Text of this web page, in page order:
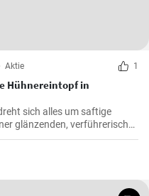
Aktie 1
Hühnereintopf in
sich alles um saftige
glänzenden, verführerisch
geschmort werden.